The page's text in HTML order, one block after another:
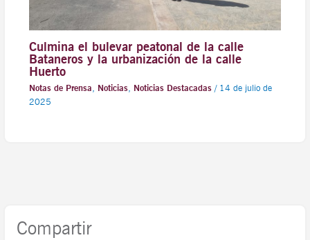
Culmina el bulevar peatonal de la calle
Bataneros y la urbanización de la calle
Huerto
Notas de Prensa Noticias, Noticias Destacadas/ 14 de julio de
2025
Compartir